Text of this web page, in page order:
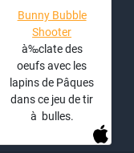
Bunny Bubble
Shooter
à‰clate des
oeufs avec les
lapins de Pâques
dans ce jeu de tir
à bulles.